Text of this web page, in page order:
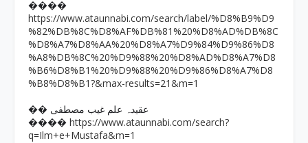
����
https://www.ataunnabi.com/search/label/%D8%B9%D9
%82%DB%8C%D8%AF%DB%81%20%D8%AD%DB%8C
%D8%A7%D8%AA%20%D8%A7%D9%84%D9%86%D8
%A8%DB%8C%20%D9%88%20%D8%AD%D8%A7%D8
%B6%D8%B1%20%D9%88%20%D9%86%D8%A7%D8
%B8%D8%B1?&max-results=21&m=1
�� عقیدہ علم غیب مصطفی
���� https://www.ataunnabi.com/search?
q=Ilm+e+Mustafa&m=1